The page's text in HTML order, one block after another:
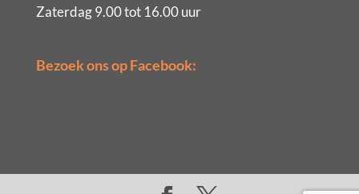
Zaterdag 9.00 tot 16.00 uur
Bezoek ons op Facebook: